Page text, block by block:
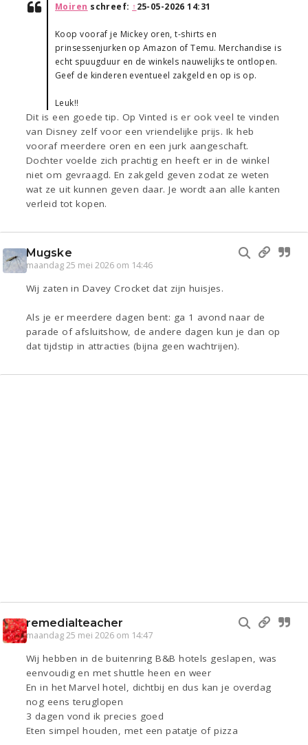
Moiren schreef: ↑25-05-2026 14:31
Koop vooraf je Mickey oren, t-shirts en
prinsessenjurken op Amazon of Temu. Merchandise is
echt spuugduur en de winkels nauwelijks te ontlopen.
Geef de kinderen eventueel zakgeld en op is op.
Leuk!!
Dit is een goede tip. Op Vinted is er ook veel te vinden
van Disney zelf voor een vriendelijke prijs. Ik heb
vooraf meerdere oren en een jurk aangeschaft.
Dochter voelde zich prachtig en heeft er in de winkel
niet om gevraagd. En zakgeld geven zodat ze weten
wat ze uit kunnen geven daar. Je wordt aan alle kanten
verleid tot kopen.
Mugske
maandag 25 mei 2026 om 14:46
Wij zaten in Davey Crocket dat zijn huisjes.
Als je er meerdere dagen bent: ga 1 avond naar de
parade of afsluitshow, de andere dagen kun je dan op
dat tijdstip in attracties (bijna geen wachtrijen).
remedialteacher
maandag 25 mei 2026 om 14:47
Wij hebben in de buitenring B&B hotels geslapen, was
eenvoudig en met shuttle heen en weer
En in het Marvel hotel, dichtbij en dus kan je overdag
nog eens teruglopen
3 dagen vond ik precies goed
Eten simpel houden, met een patatje of pizza